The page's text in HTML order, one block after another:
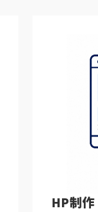
HP制作